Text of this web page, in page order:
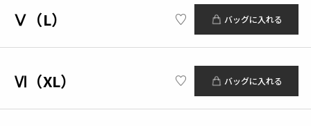
Ⅴ（L） バッグに入れる
Ⅵ（XL） バッグに入れる